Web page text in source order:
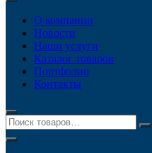
О компании
Новости
Наши услуги
Каталог товаров
Портфолио
Контакты